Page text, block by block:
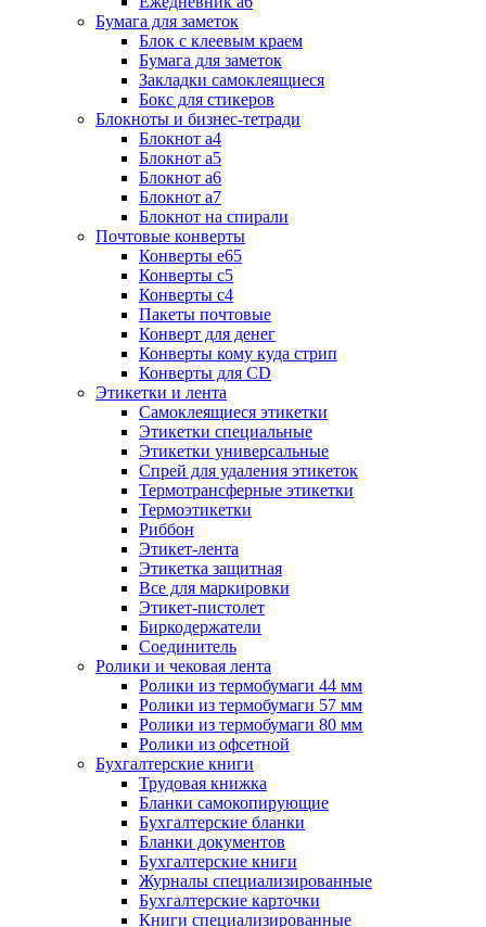
Бумага для заметок
Блок с клеевым краем
Бумага для заметок
Закладки самоклеящиеся
Бокс для стикеров
Блокноты и бизнес-тетради
Блокнот а4
Блокнот а5
Блокнот а6
Блокнот а7
Блокнот на спирали
Почтовые конверты
Конверты е65
Конверты с5
Конверты с4
Пакеты почтовые
Конверт для денег
Конверты кому куда стрип
Конверты для CD
Этикетки и лента
Самоклеящиеся этикетки
Этикетки специальные
Этикетки универсальные
Спрей для удаления этикеток
Термотрансферные этикетки
Термоэтикетки
Риббон
Этикет-лента
Этикетка защитная
Все для маркировки
Этикет-пистолет
Биркодержатели
Соединитель
Ролики и чековая лента
Ролики из термобумаги 44 мм
Ролики из термобумаги 57 мм
Ролики из термобумаги 80 мм
Ролики из офсетной
Бухгалтерские книги
Трудовая книжка
Бланки самокопирующие
Бухгалтерские бланки
Бланки документов
Бухгалтерские книги
Журналы специализированные
Бухгалтерские карточки
Книги специализированные